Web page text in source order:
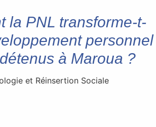
la PNL transforme-t-
personnel
à Maroua ?
et Réinsertion Sociale